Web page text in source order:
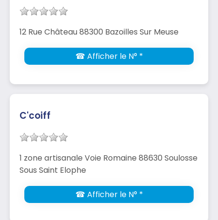
12 Rue Château 88300 Bazoilles Sur Meuse
☎ Afficher le N° *
C'coiff
1 zone artisanale Voie Romaine 88630 Soulosse
Sous Saint Elophe
☎ Afficher le N° *